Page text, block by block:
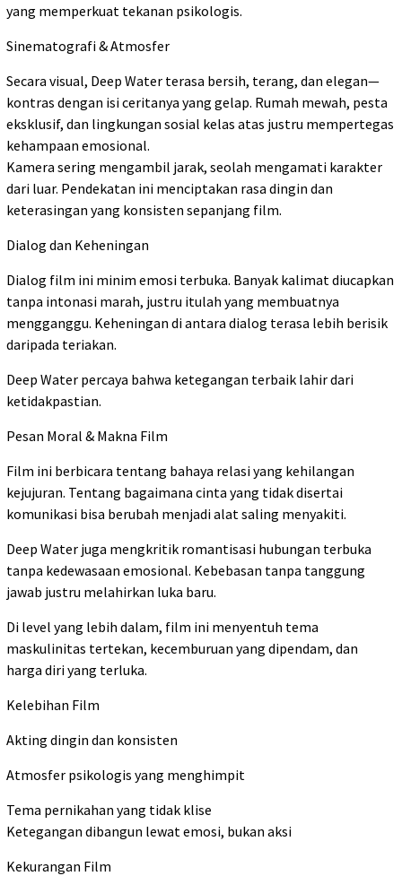
yang memperkuat tekanan psikologis.
Sinematografi & Atmosfer
Secara visual, Deep Water terasa bersih, terang, dan elegan—
kontras dengan isi ceritanya yang gelap. Rumah mewah, pesta
eksklusif, dan lingkungan sosial kelas atas justru mempertegas
kehampaan emosional.
Kamera sering mengambil jarak, seolah mengamati karakter
dari luar. Pendekatan ini menciptakan rasa dingin dan
keterasingan yang konsisten sepanjang film.
Dialog dan Keheningan
Dialog film ini minim emosi terbuka. Banyak kalimat diucapkan
tanpa intonasi marah, justru itulah yang membuatnya
mengganggu. Keheningan di antara dialog terasa lebih berisik
daripada teriakan.
Deep Water percaya bahwa ketegangan terbaik lahir dari
ketidakpastian.
Pesan Moral & Makna Film
Film ini berbicara tentang bahaya relasi yang kehilangan
kejujuran. Tentang bagaimana cinta yang tidak disertai
komunikasi bisa berubah menjadi alat saling menyakiti.
Deep Water juga mengkritik romantisasi hubungan terbuka
tanpa kedewasaan emosional. Kebebasan tanpa tanggung
jawab justru melahirkan luka baru.
Di level yang lebih dalam, film ini menyentuh tema
maskulinitas tertekan, kecemburuan yang dipendam, dan
harga diri yang terluka.
Kelebihan Film
Akting dingin dan konsisten
Atmosfer psikologis yang menghimpit
Tema pernikahan yang tidak klise
Ketegangan dibangun lewat emosi, bukan aksi
Kekurangan Film